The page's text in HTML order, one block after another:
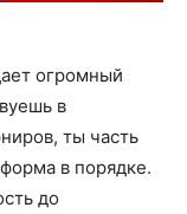
огромный
в
ты часть
в порядке.
до